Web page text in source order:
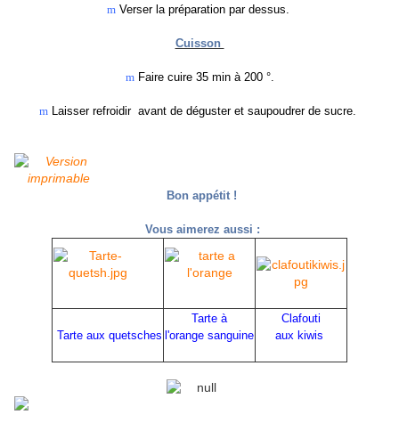
m Verser la préparation par dessus.
Cuisson
m Faire cuire 35 min à 200 °.
m Laisser refroidir avant de déguster et saupoudrer de sucre.
Bon appétit !
Vous aimerez aussi :
Tarte aux quetsches
Tarte à
l'orange sanguine
Clafouti
aux kiwis